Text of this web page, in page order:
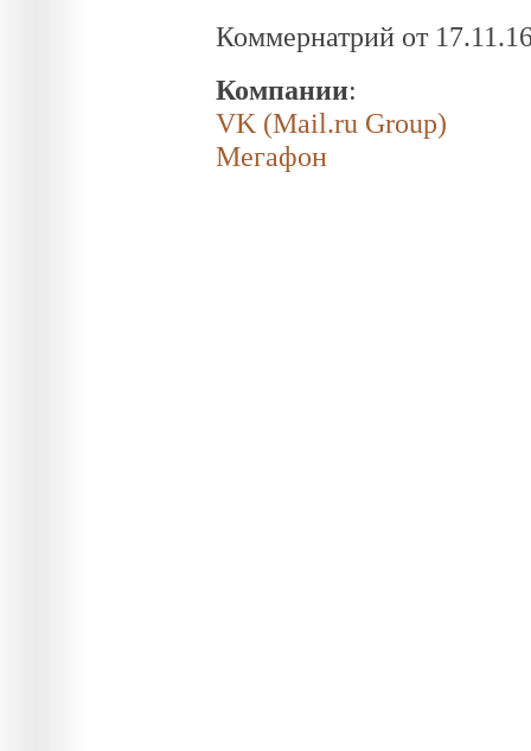
Коммернатрий от
Компании:
VK (Mail.ru Group)
Мегафон